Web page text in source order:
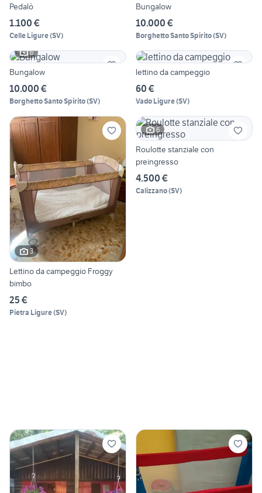
Pedalò
1.100 €
Celle Ligure(SV)
Bungalow
10.000 €
Borghetto Santo Spirito(SV)
6
Bungalow
10.000 €
Borghetto Santo Spirito(SV)
lettino da campeggio
60 €
Vado Ligure(SV)
3
Lettino da campeggio Froggy
bimbo
25 €
Pietra Ligure(SV)
6
Roulotte stanziale con
preingresso
4.500 €
Calizzano(SV)